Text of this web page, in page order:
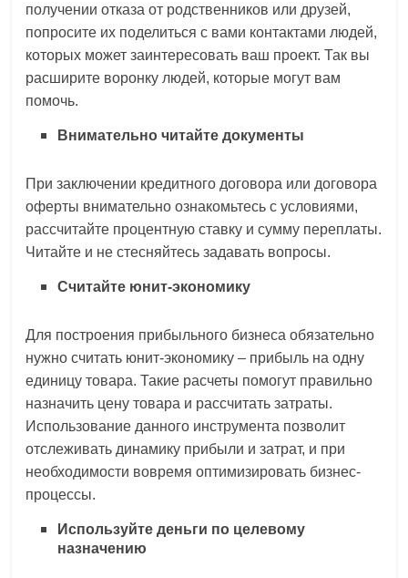
получении отказа от родственников или друзей,
попросите их поделиться с вами контактами людей,
которых может заинтересовать ваш проект. Так вы
расширите воронку людей, которые могут вам
помочь.
Внимательно читайте документы
При заключении кредитного договора или договора
оферты внимательно ознакомьтесь с условиями,
рассчитайте процентную ставку и сумму переплаты.
Читайте и не стесняйтесь задавать вопросы.
Считайте юнит-экономику
Для построения прибыльного бизнеса обязательно
нужно считать юнит-экономику – прибыль на одну
единицу товара. Такие расчеты помогут правильно
назначить цену товара и рассчитать затраты.
Использование данного инструмента позволит
отслеживать динамику прибыли и затрат, и при
необходимости вовремя оптимизировать бизнес-
процессы.
Используйте деньги по целевому
назначению